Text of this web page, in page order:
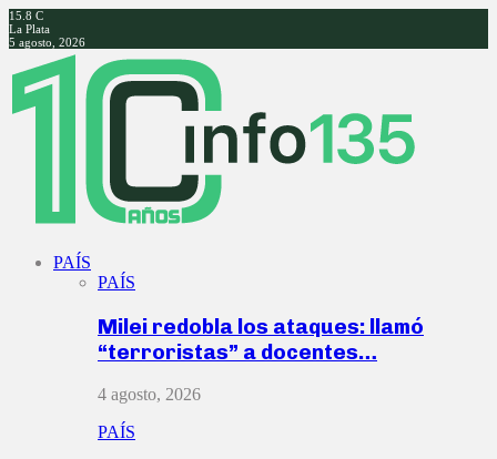
15.8 C
La Plata
5 agosto, 2026
Facebook
Twitter
Instagram
Youtube
PAÍS
PAÍS
Milei redobla los ataques: llamó
“terroristas” a docentes…
4 agosto, 2026
PAÍS